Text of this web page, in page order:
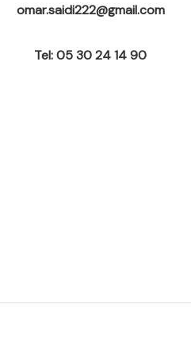
omar.saidi222@gmail.com
Tel: 05 30 24 14 90